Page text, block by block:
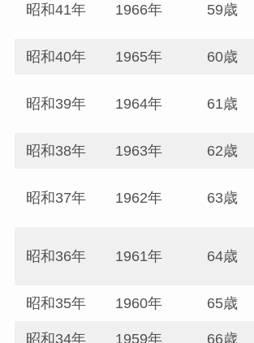
昭和41年 1966年 59歳
昭和40年 1965年 60歳
昭和39年 1964年 61歳
昭和38年 1963年 62歳
昭和37年 1962年 63歳
昭和36年 1961年 64歳
昭和35年 1960年 65歳
昭和34年 1959年 66歳